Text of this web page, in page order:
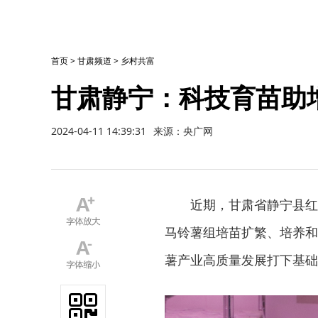
首页>甘肃频道 > 乡村共富
甘肃静宁：科技育苗
2024-04-11 14:39:31 来源：央广网
近期，甘肃省静宁县
马铃薯组培苗扩繁、培养
薯产业高质量发展打下基